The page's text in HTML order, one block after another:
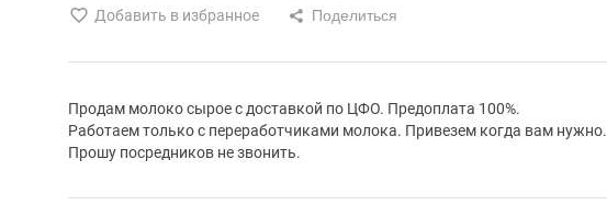
Добавить в избранное
Продам молоко сырое с доставкой по ЦФО. Предоплата 100%.
Работаем только с переработчиками молока. Привезем когда вам нужно.
Прошу посредников не звонить.